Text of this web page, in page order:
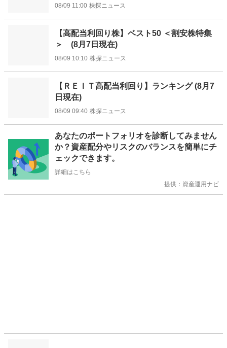
08/09 11:00 株探ニュース
【高配当利回り株】ベスト50 ＜割安株特集
＞ (8月7日現在)
08/09 10:10 株探ニュース
【ＲＥＩＴ高配当利回り】ランキング (8月7
日現在)
08/09 09:40 株探ニュース
あなたのポートフォリオを診断してみません
か？資産配分やリスクのバランスを簡単にチ
ェックできます。
詳細はこちら
提供：資産運用ナビ